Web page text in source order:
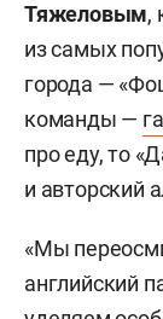
Тяжеловым,
из самых
города —
команды —
про еду, то
и авторский
«Мы
английский